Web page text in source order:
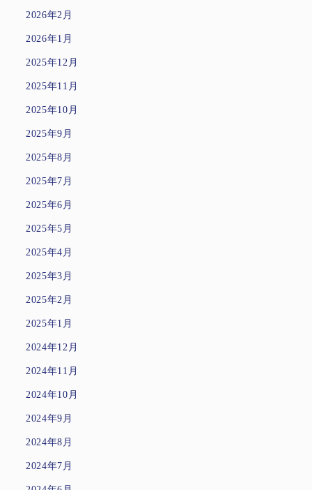
2026年2月
2026年1月
2025年12月
2025年11月
2025年10月
2025年9月
2025年8月
2025年7月
2025年6月
2025年5月
2025年4月
2025年3月
2025年2月
2025年1月
2024年12月
2024年11月
2024年10月
2024年9月
2024年8月
2024年7月